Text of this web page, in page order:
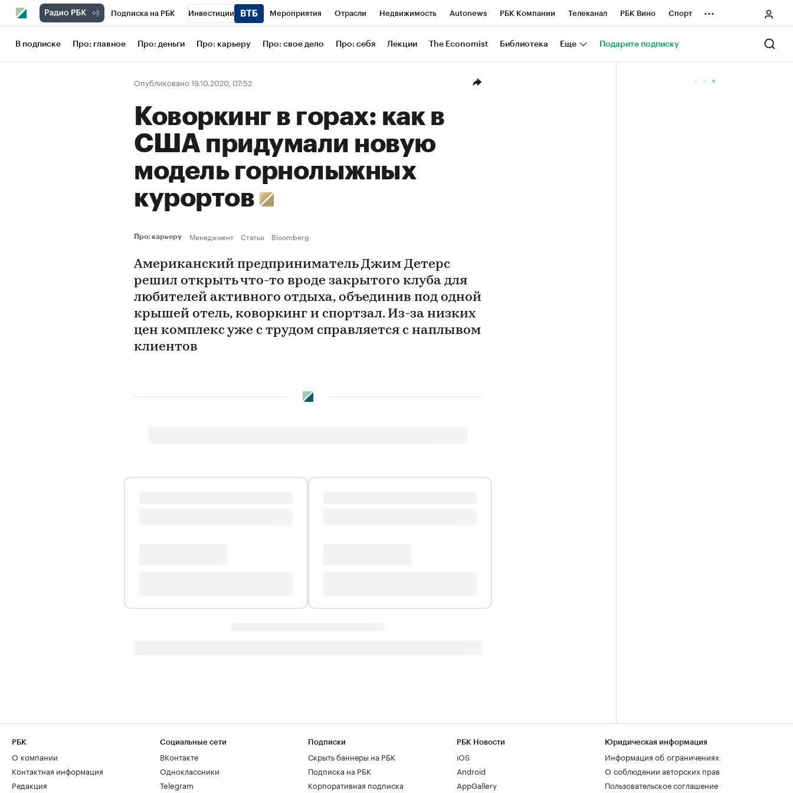
Подписка на РБК Инвестиции Мероприятия Отрасли Недвижимость Autonews РБК Компании Телеканал РБК Вино Спорт
Школа управления РБК РБК Образование РБК Life Тренды Визионеры Национальные проекты Город
Рынок наличной валюты
...
В подписке Про: главное Про: деньги Про: карьеру Про: свое дело Про: себя Лекции The Economist Библиотека Еще Подарите подписку
Опубликовано 19.10.2020, 07:52
Коворкинг в горах: как в
США придумали новую
модель горнолыжных
курортов
Про: карьеру Менеджмент Статьи Bloomberg
Американский предприниматель Джим Детерс
решил открыть что-то вроде закрытого клуба для
любителей активного отдыха, объединив под одной
крышей отель, коворкинг и спортзал. Из-за низких
цен комплекс уже с трудом справляется с наплывом
клиентов
РБК
О компании
Контактная информация
Редакция
Социальные сети
ВКонтакте
Одноклассники
Telegram
Подписки
Скрыть баннеры на РБК
Подписка на РБК
Корпоративная подписка
РБК Новости
iOS
Android
AppGallery
Юридическая информация
Информация об ограничениях
О соблюдении авторских прав
Пользовательское соглашение